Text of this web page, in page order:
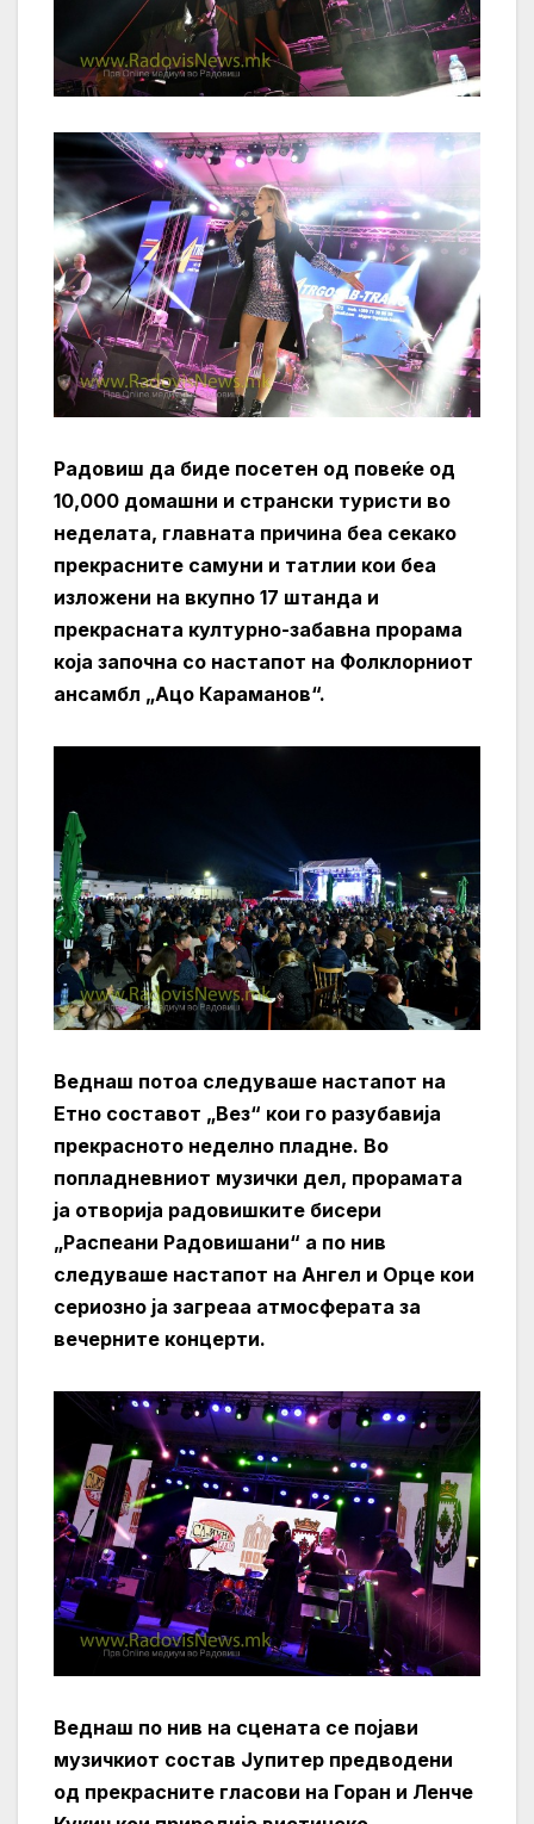
Радовиш да биде посетен од повеќе од
10,000 домашни и странски туристи во
неделата, главната причина беа секако
прекрасните самуни и татлии кои беа
изложени на вкупно 17 штанда и
прекрасната културно-забавна прорама
која започна со настапот на Фолклорниот
ансамбл „Ацо Караманов“.
Веднаш потоа следуваше настапот на
Етно составот „Вез“ кои го разубавија
прекрасното неделно пладне. Во
попладневниот музички дел, прорамата
ја отворија радовишките бисери
„Распеани Радовишани“ а по нив
следуваше настапот на Ангел и Орце кои
сериозно ја загреаа атмосферата за
вечерните концерти.
Веднаш по нив на сцената се појави
музичкиот состав Јупитер предводени
од прекрасните гласови на Горан и Ленче